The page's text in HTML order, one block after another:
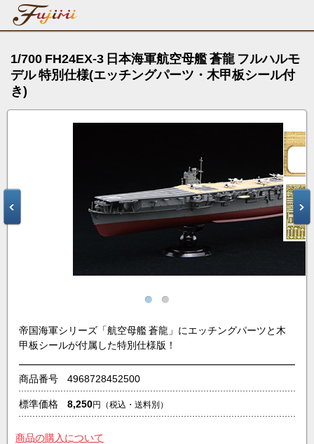
1/700 FH24EX-3 日本海軍航空母艦 蒼龍 フルハルモ
デル 特別仕様(エッチングパーツ・木甲板シール付
き)
帝国海軍シリーズ「航空母艦 蒼龍」にエッチングパーツと木
甲板シールが付属した特別仕様版！
商品番号 4968728452500
標準価格 8,250円 （税込・送料別）
商品の購入について